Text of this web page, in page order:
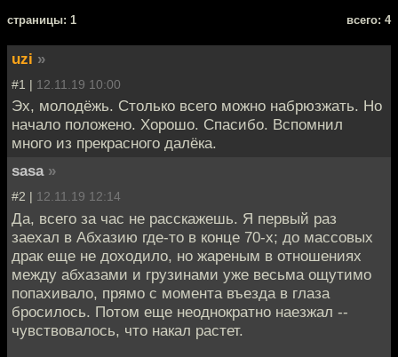
cтраницы: 1 всего: 4
uzi »
#1 | 12.11.19 10:00
Эх, молодёжь. Столько всего можно набрюзжать. Но
начало положено. Хорошо. Спасибо. Вспомнил
много из прекрасного далёка.
sasa »
#2 | 12.11.19 12:14
Да, всего за час не расскажешь. Я первый раз
заехал в Абхазию где-то в конце 70-х; до массовых
драк еще не доходило, но жареным в отношениях
между абхазами и грузинами уже весьма ощутимо
попахивало, прямо с момента въезда в глаза
бросилось. Потом еще неоднократно наезжал --
чувствовалось, что накал растет.